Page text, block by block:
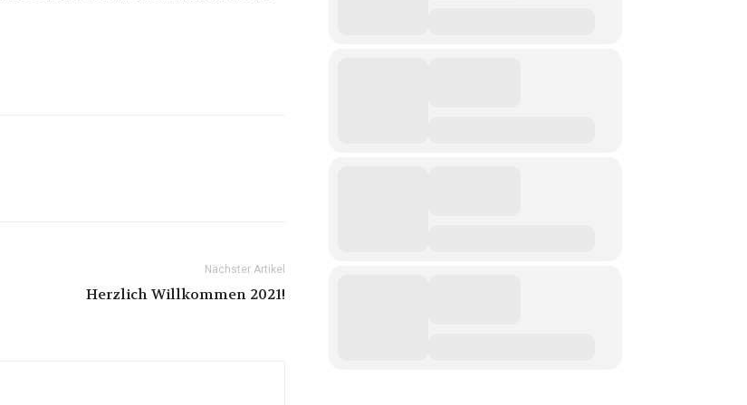
Nächster Artikel
Herzlich Willkommen 2021!